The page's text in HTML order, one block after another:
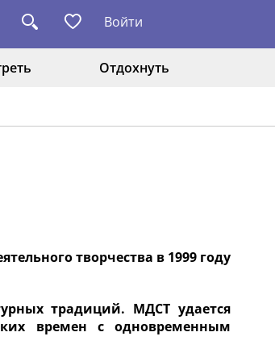
Войти
Отдохнуть
творчества в 1999 году
традиций. МДСТ удается
времен с одновременным